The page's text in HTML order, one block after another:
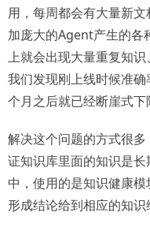
用，每周都会有大量新
加庞大的Agent产生的各
上就会出现大量重复知
我们发现刚上线时候准
个月之后就已经断崖式下
解决这个问题的方式很
证知识库里面的知识是
中，使用的是知识健康
形成结论给到相应的知识